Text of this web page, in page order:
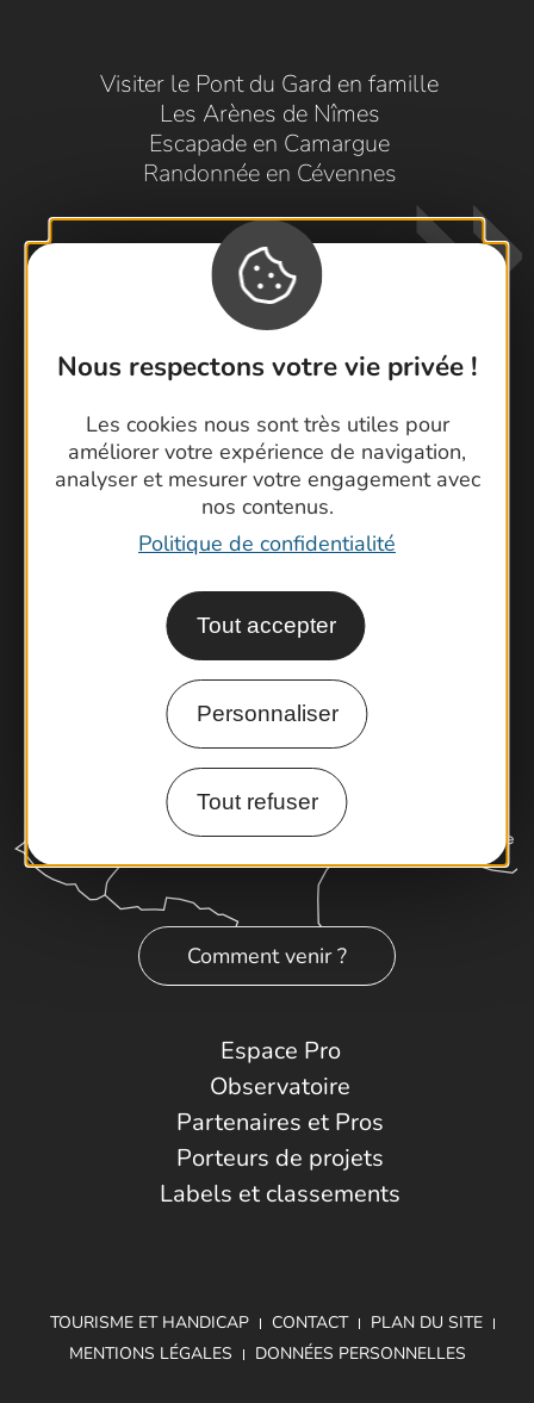
Nous respectons votre vie privée !
Les cookies nous sont très utiles pour
améliorer votre expérience de navigation,
analyser et mesurer votre engagement avec
nos contenus.
Politique de confidentialité
Tout accepter
Personnaliser
Tout refuser
Visiter le Pont du Gard en famille
Les Arènes de Nîmes
Escapade en Camargue
Randonnée en Cévennes
Contactez-nous !
Foire aux questions
Brochures
Cartoguides et Topoguides
Latitude Gard
Comment venir ?
Espace Pro
Observatoire
Partenaires et Pros
Porteurs de projets
Labels et classements
TOURISME ET HANDICAP CONTACT
PLAN DU SITE
MENTIONS LÉGALES
DONNÉES PERSONNELLES